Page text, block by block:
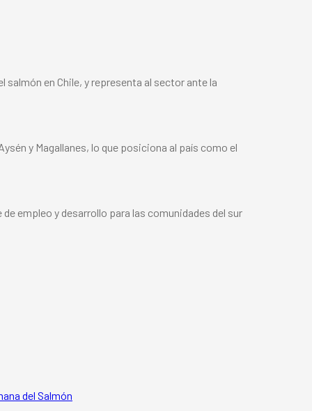
en Chile, y representa al sector ante la
y Magallanes, lo que posiciona al país como el
empleo y desarrollo para las comunidades del sur
del Salmón